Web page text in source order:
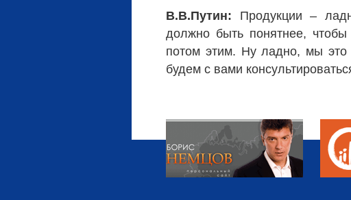
В.В.Путин: Продукции –
должно быть понятнее, чтобы
потом этим. Ну ладно, мы
будем с вами